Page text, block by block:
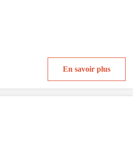
En savoir plus